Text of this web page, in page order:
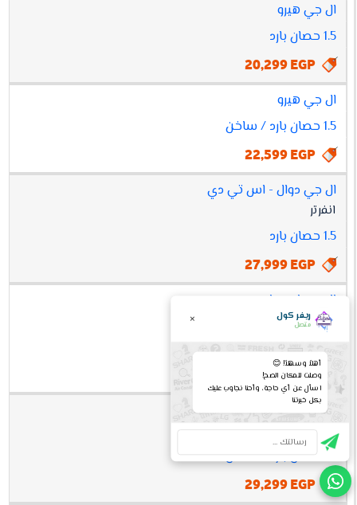
افضل
أسعار
بالفريون
LGالسعر
كام
مواصفات
ال جي هيرو
1.5 حصان بارد
20,299 EGP
ال جي هيرو
1.5 حصان بارد / ساخن
22,599 EGP
ال جي دوال - اس تي دي
انفرتر
1.5 حصان بارد
27,999 EGP
ال جي اس بلس
انفرتر بلازما
1.5 حصان بارد
29,199 EGP
ال جي دوال - اس تي دي
انفرتر
1.5 حصان بارد / ساخن
29,299 EGP
ريفر كول
متصل ×
أهلاً وسهلاً! 😊
وصلت للمكان الصح!
اسأل عن أي حاجة، وأحنا نجاوب عليك
بكل خبرتنا